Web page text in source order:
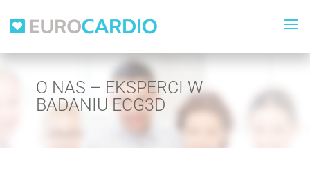
O NAS – EKSPERCI W
BADANIU ECG3D